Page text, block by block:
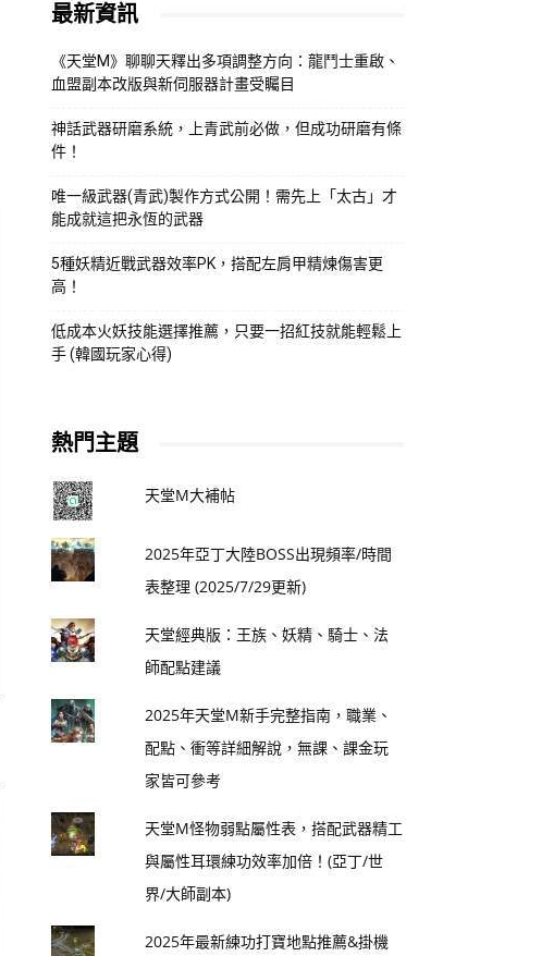
最新資訊
《天堂M》聊聊天釋出多項調整方向：龍鬥士重啟、
血盟副本改版與新伺服器計畫受矚目
神話武器研磨系統，上青武前必做，但成功研磨有條
件！
唯一級武器(青武)製作方式公開！需先上「太古」才
能成就這把永恆的武器
5種妖精近戰武器效率PK，搭配左肩甲精煉傷害更
高！
低成本火妖技能選擇推薦，只要一招紅技就能輕鬆上
手 (韓國玩家心得)
熱門主題
天堂M大補帖
2025年亞丁大陸BOSS出現頻率/時間
表整理 (2025/7/29更新)
天堂經典版：王族、妖精、騎士、法
師配點建議
2025年天堂M新手完整指南，職業、
配點、衝等詳細解說，無課、課金玩
家皆可參考
天堂M怪物弱點屬性表，搭配武器精工
與屬性耳環練功效率加倍！(亞丁/世
界/大師副本)
2025年最新練功打寶地點推薦&掛機